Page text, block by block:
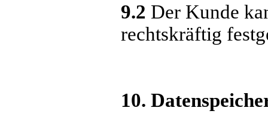
9.2 Der Kunde
rechtskräftig
10.